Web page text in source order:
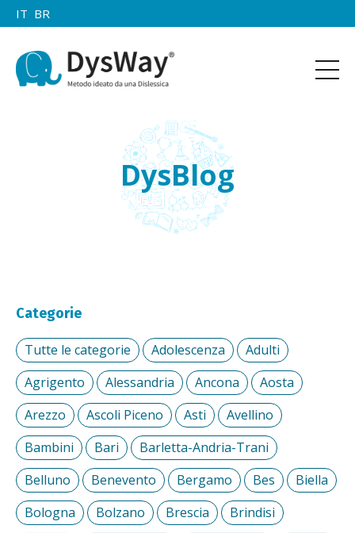
IT BR
DysBlog
Categorie
Tutte le categorie Adolescenza
Adulti
Agrigento
Alessandria Ancona
Aosta
Arezzo
Ascoli Piceno Asti
Avellino
Bambini
Bari
Barletta-Andria-Trani
Belluno
Benevento Bergamo Bes
Biella
Bologna
Bolzano Brescia
Brindisi